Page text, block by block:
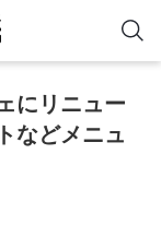
にリニュー
などメニュ